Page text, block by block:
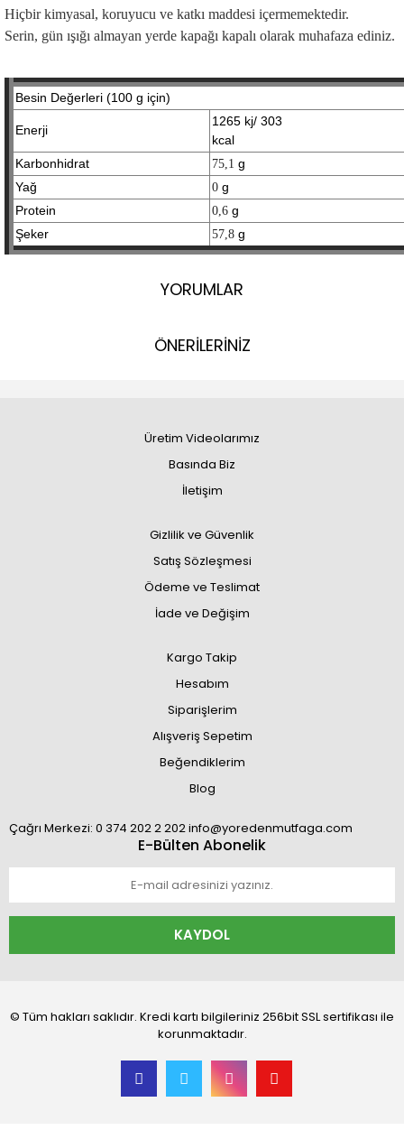
Hiçbir kimyasal, koruyucu ve katkı maddesi içermemektedir.
Serin, gün ışığı almayan yerde kapağı kapalı olarak muhafaza ediniz.
Besin Değerleri (100 g için)
Enerji
1265 kj/ 303
kcal
Karbonhidrat
75,1 g
Yağ
0 g
Protein
0,6 g
Şeker
57,8 g
YORUMLAR
ÖNERİLERİNİZ
Üretim Videolarımız
Basında Biz
İletişim
Gizlilik ve Güvenlik
Satış Sözleşmesi
Ödeme ve Teslimat
İade ve Değişim
Kargo Takip
Hesabım
Siparişlerim
Alışveriş Sepetim
Beğendiklerim
Blog
Çağrı Merkezi: 0 374 202 2 202 info@yoredenmutfaga.com
E-Bülten Abonelik
KAYDOL
© Tüm hakları saklıdır. Kredi kartı bilgileriniz 256bit SSL sertifikası ile
korunmaktadır.